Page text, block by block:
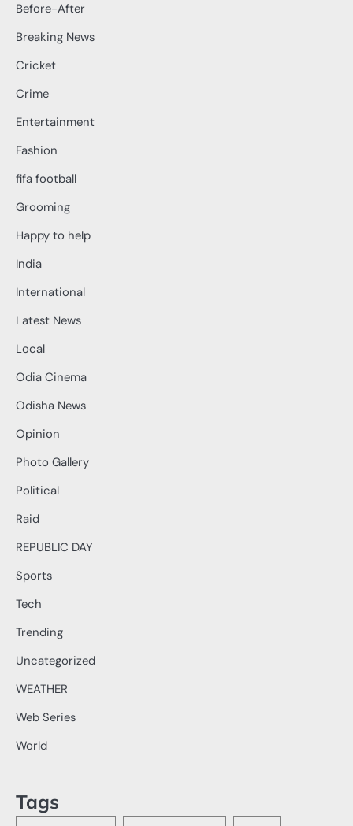
Before-After
Breaking News
Cricket
Crime
Entertainment
Fashion
fifa football
Grooming
Happy to help
India
International
Latest News
Local
Odia Cinema
Odisha News
Opinion
Photo Gallery
Political
Raid
REPUBLIC DAY
Sports
Tech
Trending
Uncategorized
WEATHER
Web Series
World
Tags